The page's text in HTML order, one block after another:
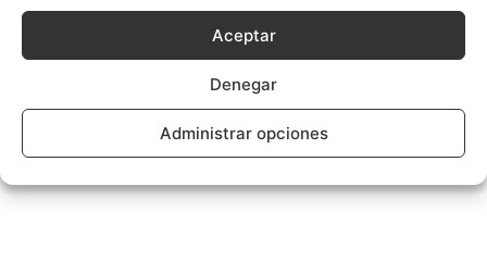
Aceptar
Denegar
Administrar opciones